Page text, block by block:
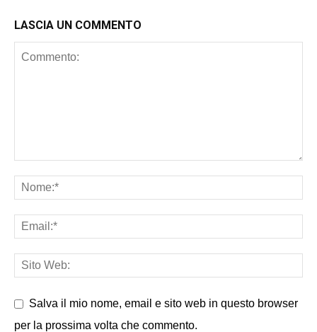
LASCIA UN COMMENTO
Salva il mio nome, email e sito web in questo browser
per la prossima volta che commento.